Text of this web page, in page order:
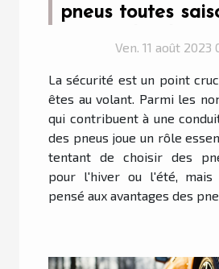
pneus toutes
Ven. 11 août 2023
La sécurité est un point
êtes au volant. Parmi les
qui contribuent à une
des pneus joue un rôle
tentant de choisir des
pour l'hiver ou l'été, mais
pensé aux avantages des